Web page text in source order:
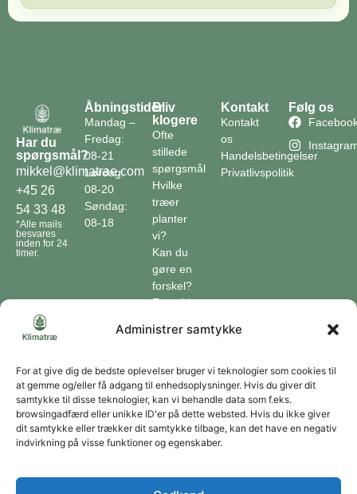
Administrer samtykke
For at give dig de bedste oplevelser bruger vi teknologier som cookies til
at gemme og/eller få adgang til enhedsoplysninger. Hvis du giver dit
samtykke til disse teknologier, kan vi behandle data som f.eks.
browsingadfærd eller unikke ID'er på dette websted. Hvis du ikke giver
dit samtykke eller trækker dit samtykke tilbage, kan det have en negativ
indvirkning på visse funktioner og egenskaber.
Har du
spørgsmål?
mikkel@klimatrae.com
+45 26
54 33 48
*Alle mails
besvares
inden for 24
timer.
Åbningstider
Mandag –
Fredag:
08-21
Lørdag:
08-20
Søndag:
08-18
Bliv
klogere
Ofte
stillede
spørgsmål
Hvilke
træer
planter
vi?
Kan du
gøre en
forskel?
En guide
Klimaordbogen
optager
træer
co2?
Kontakt
Kontakt
os
Handelsbetingelser
Privatlivspolitik
Følg os
Forbliv forbundet